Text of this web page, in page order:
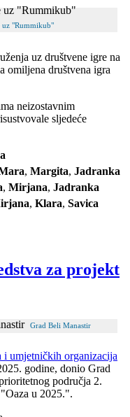
uz "Rummikub"
uz društvene igre na
omiljena društvena igra
neizostavnim
sljedeće
, Margita, Jadranka
, Mirjana, Jadranka
, Klara, Savica
za projekt
Grad Beli Manastir
i umjetničkih organizacija
godine, donio Grad
područja 2.
u 2025.".